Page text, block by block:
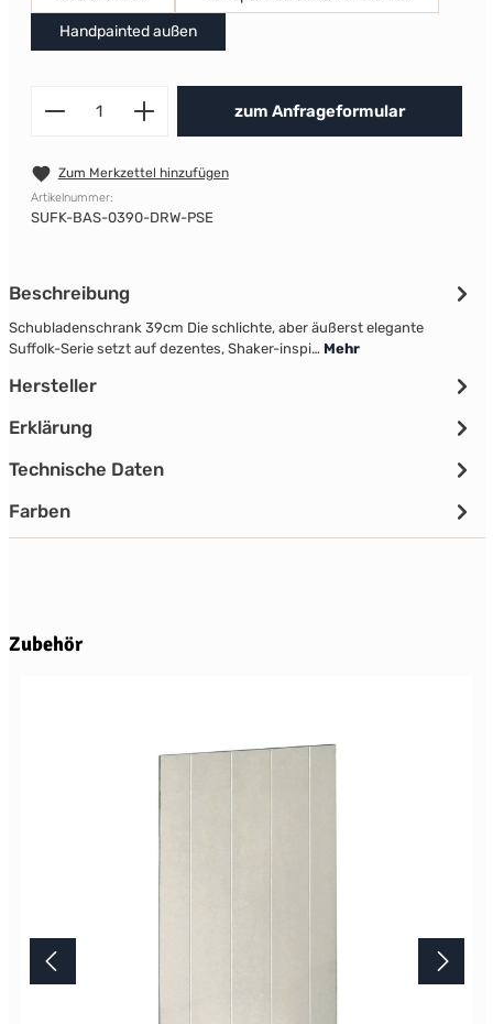
Handpainted außen
Produkt Anzahl: Gib den
zum Anfrageformular
Zum Merkzettel hinzufügen
Artikelnummer:
SUFK-BAS-0390-DRW-PSE
Beschreibung
Schubladenschrank 39cm Die schlichte, aber äußerst elegante
Suffolk-Serie setzt auf dezentes, Shaker-inspi… Mehr
Hersteller
Erklärung
Technische Daten
Farben
Produktgalerie überspringen
Zubehör